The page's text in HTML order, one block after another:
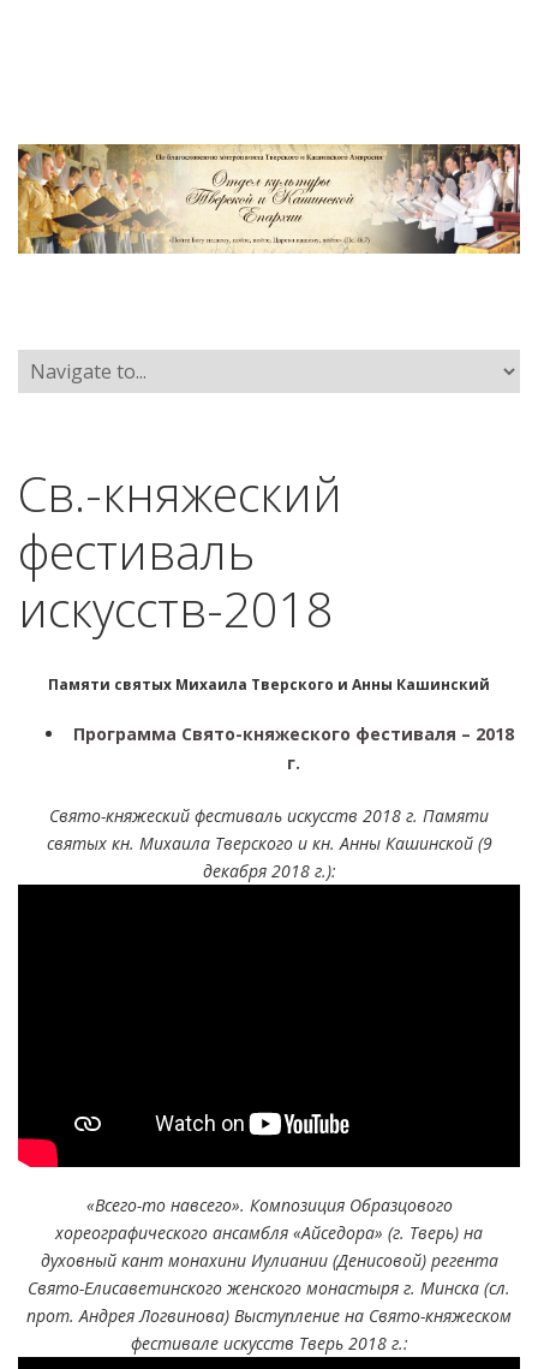
Св.-княжеский
фестиваль
искусств-2018
Памяти святых Михаила Тверского и Анны Кашинский
Программа Свято-княжеского фестиваля – 2018
г.
Свято-княжеский фестиваль искусств 2018 г. Памяти
святых кн. Михаила Тверского и кн. Анны Кашинской (9
декабря 2018 г.):
«Всего-то навсего». Композиция Образцового
хореографического ансамбля «Айседора» (г. Тверь) на
духовный кант монахини Иулиании (Денисовой) регента
Свято-Елисаветинского женского монастыря г. Минска (сл.
прот. Андрея Логвинова) Выступление на Свято-княжеском
фестивале искусств Тверь 2018 г.: